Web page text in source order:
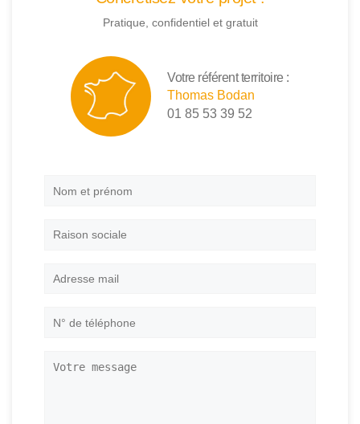
Pratique, confidentiel et gratuit
Votre référent territoire :
Thomas Bodan
01 85 53 39 52
Nom
Raison
Adresse
N°
Votre